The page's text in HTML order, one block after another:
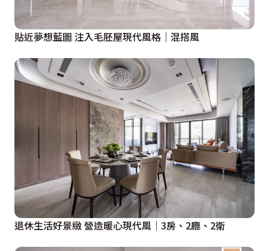
貼近夢想藍圖 注入毛胚屋現代風格｜混搭風
退休生活好景緻 營造暖心現代風｜3房、2廳、2衛